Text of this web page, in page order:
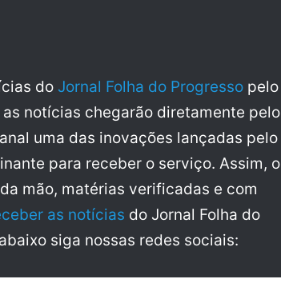
do Jornal Folha do Progresso pelo
notícias chegarão diretamente pelo
uma das inovações lançadas pelo
para receber o serviço. Assim, o
mão, matérias verificadas e com
as notícias do Jornal Folha do
siga nossas redes sociais: